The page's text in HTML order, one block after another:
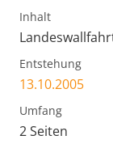
Inhalt
Entstehung
13.10.2005
Umfang
2 Seiten